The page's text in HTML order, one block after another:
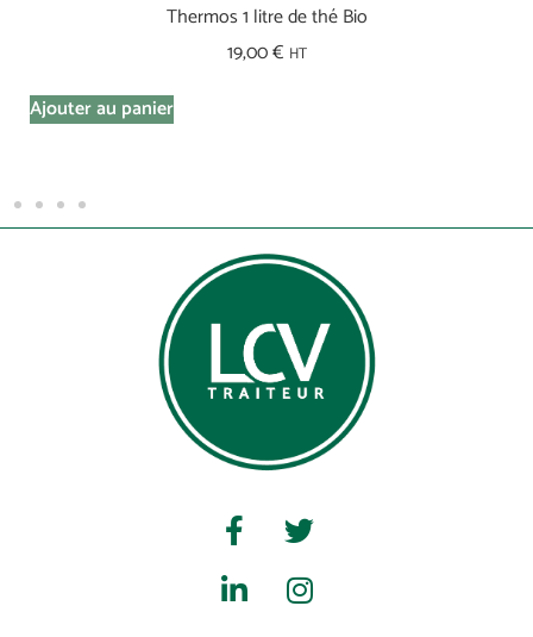
Thermos 1 litre de thé Bio
19,00€ HT
Ajouter au panier